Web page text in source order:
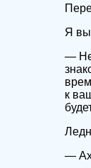
Я
— Не
к
—